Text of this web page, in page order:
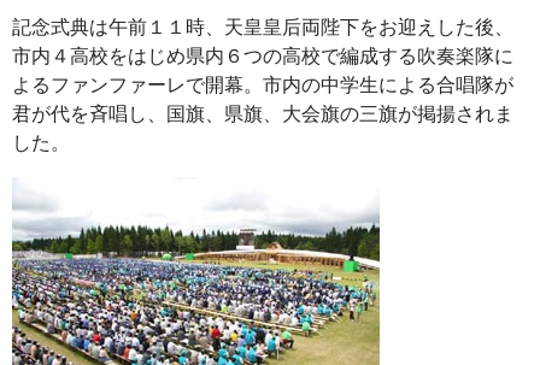
記念式典は午前１１時、天皇皇后両陛下をお迎えした後、
市内４高校をはじめ県内６つの高校で編成する吹奏楽隊に
よるファンファーレで開幕。市内の中学生による合唱隊が
君が代を斉唱し、国旗、県旗、大会旗の三旗が掲揚されま
した。